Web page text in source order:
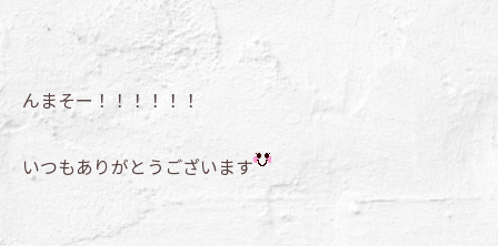
んまそー！！！！！！
いつもありがとうございます